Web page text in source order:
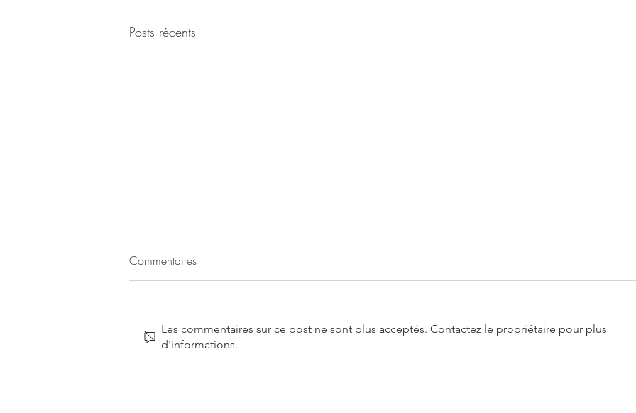
Posts récents
Commentaires
Les commentaires sur ce post ne sont plus acceptés. Contactez le propriétaire pour plus
d'informations.